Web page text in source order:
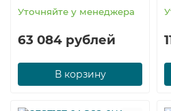
Уточняйте у менеджера
63 084 рублей
В корзину